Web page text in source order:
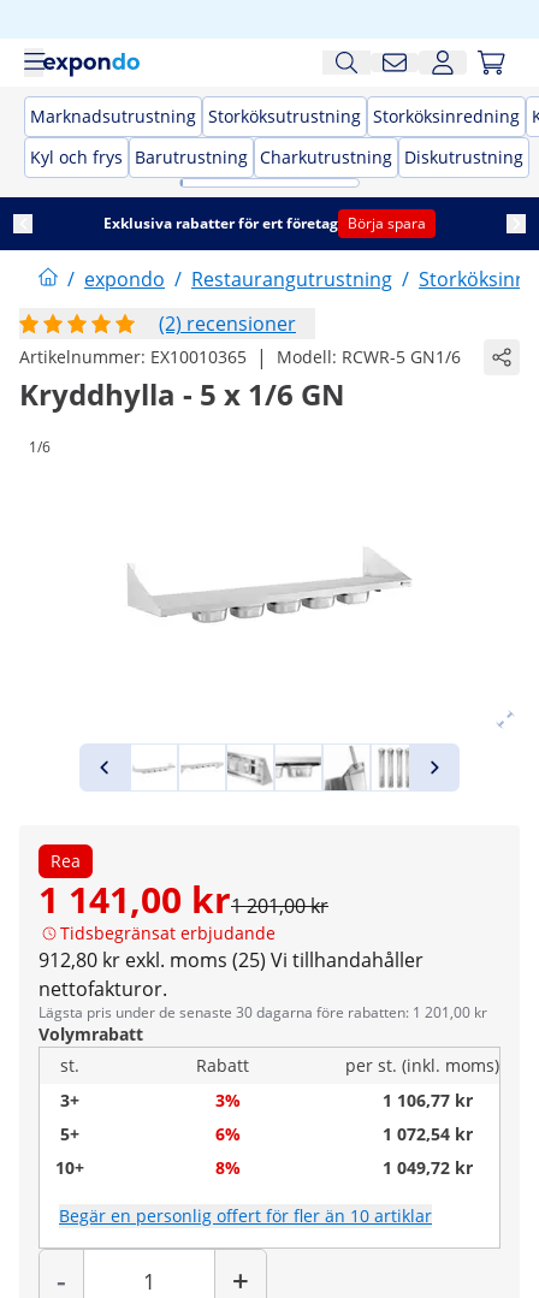
Marknadsutrustning Storköksutrustning Storköksinredning
Kyl och frys
Barutrustning Charkutrustning Diskutrustning
Exklusiva rabatter för ert företag Börja spara
/ expondo / Restaurangutrustning /
(2) recensioner
Artikelnummer: EX10010365 | Modell: RCWR-5 GN1/6
Kryddhylla - 5 x 1/6 GN
1/6
Rea
1 141,00 kr1 201,00 kr
Tidsbegränsat erbjudande
912,80 kr exkl. moms (25) Vi tillhandahåller
nettofakturor.
Lägsta pris under de senaste 30 dagarna före rabatten: 1 201,00 kr
Volymrabatt
st.
Rabatt
per st. (inkl. moms)
3+
3%
1 106,77 kr
5+
6%
1 072,54 kr
10+
8% 1 049,72 kr
Begär en personlig offert för fler än 10 artiklar
-
Antal
+